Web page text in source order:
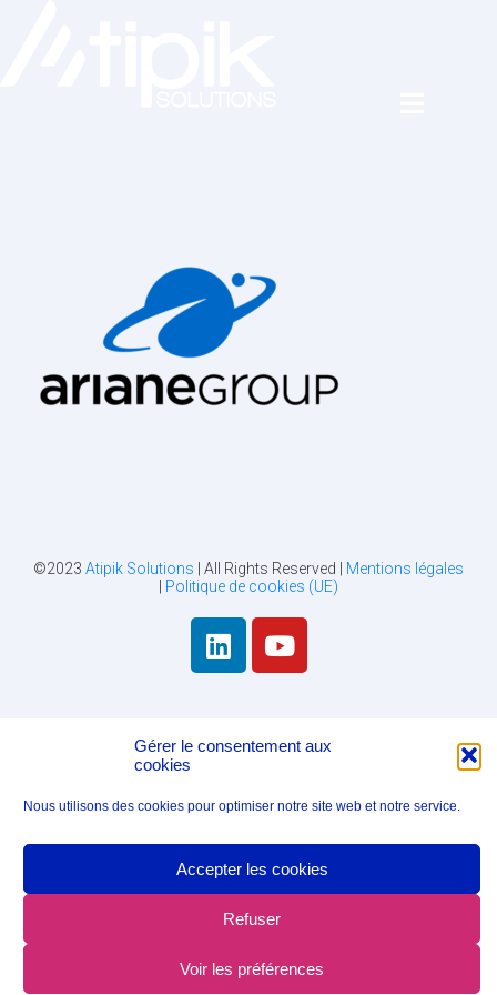
Gérer le consentement aux
cookies
Nous utilisons des cookies pour optimiser notre site web et notre service.
Accepter les cookies
Refuser
Voir les préférences
©2023 Atipik Solutions | All Rights Reserved | Mentions légales
Politique de cookies (UE)